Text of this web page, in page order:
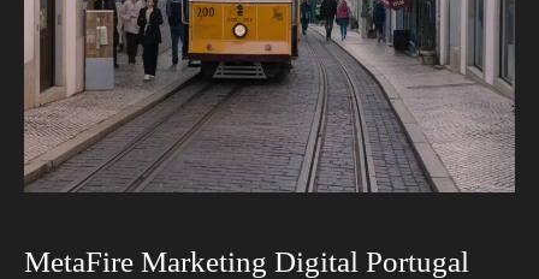
MetaFire Marketing Digital Portugal